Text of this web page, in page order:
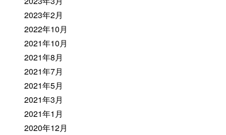
2023年2月
2022年10月
2021年10月
2021年8月
2021年7月
2021年5月
2021年3月
2021年1月
2020年12月